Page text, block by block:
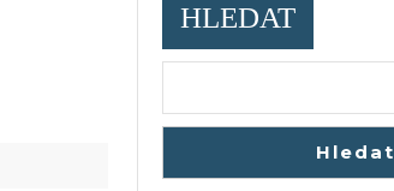
HLEDAT
Hledat